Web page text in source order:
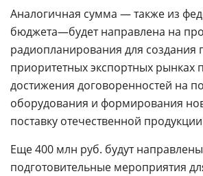
Аналогичная сумма — также из
бюджета—будет направлена на
радиопланирования для создания
приоритетных экспортных рынках
достижения договоренностей на
оборудования и формирования
поставку отечественной
Еще 400 млн руб. будут
подготовительные мероприятия